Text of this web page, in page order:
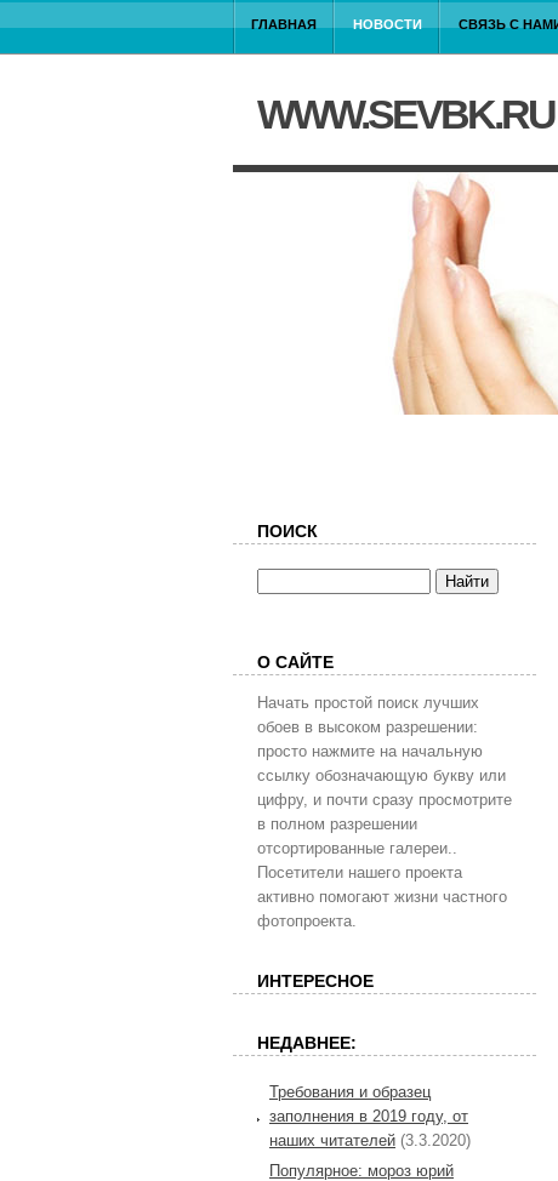
ГЛАВНАЯ НОВОСТИ СВЯЗЬ С
WWW.SEVBK.RU
ПОИСК
О САЙТЕ
Начать простой поиск лучших
обоев в высоком разрешении:
просто нажмите на начальную
ссылку обозначающую букву или
цифру, и почти сразу просмотрите
в полном разрешении
отсортированные галереи..
Посетители нашего проекта
активно помогают жизни частного
фотопроекта.
ИНТЕРЕСНОЕ
НЕДАВНЕЕ:
Требования и образец
заполнения в 2019 году, от
наших читателей (3.3.2020)
Популярное: мороз юрий